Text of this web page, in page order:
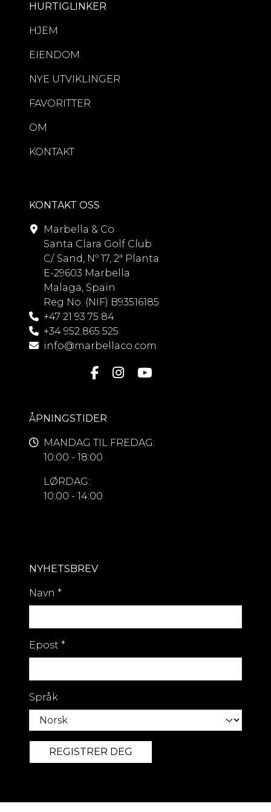
HURTIGLINKER
HJEM
EIENDOM
NYE UTVIKLINGER
FAVORITTER
OM
KONTAKT
KONTAKT OSS
Marbella & Co
Santa Clara Golf Club
C/. Sand, Nº 17, 2ª Planta
E-29603 Marbella
Malaga, Spain
Reg No. (NIF) B93516185
+47 21 93 75 84
+34 952 865 525
info@marbellaco.com
ÅPNINGSTIDER
MANDAG TIL FREDAG:
10:00 - 18:00
LØRDAG:
10:00 - 14:00
NYHETSBREV
Navn *
Epost *
Språk